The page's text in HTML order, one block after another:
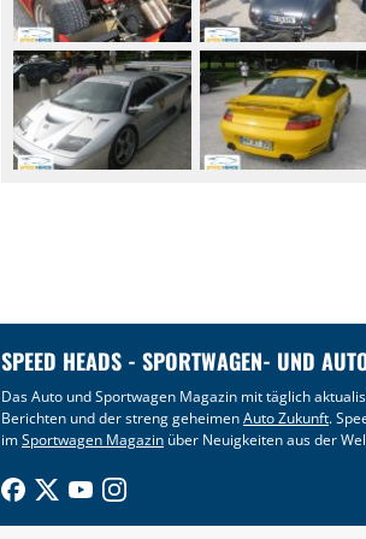
SPEED HEADS - SPORTWAGEN- UND
Das Auto und Sportwagen Magazin mit täglich
Berichten und der streng geheimenAuto Zukunft.
imSportwagen Magazin über Neuigkeiten aus der